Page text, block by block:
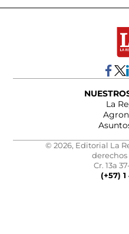
La
© 2026, Editorial La
derechos
Cr. 13a
(+57)